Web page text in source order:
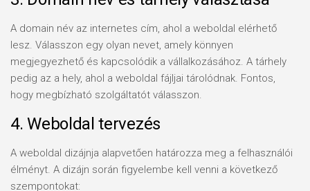
A domain név az internetes cím, ahol a weboldal elérhető
lesz. Válasszon egy olyan nevet, amely könnyen
megjegyezhető és kapcsolódik a vállalkozásához. A tárhely
pedig az a hely, ahol a weboldal fájljai tárolódnak. Fontos,
hogy megbízható szolgáltatót válasszon.
4. Weboldal tervezés
A weboldal dizájnja alapvetően határozza meg a felhasználói
élményt. A dizájn során figyelembe kell venni a következő
szempontokat: